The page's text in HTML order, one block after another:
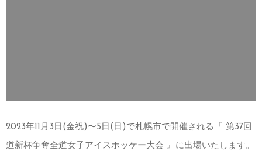
2023年11月3日(金祝)〜5日(日)で札幌市で開催される『 第37回
道新杯争奪全道女子アイスホッケー大会 』に出場いたします。